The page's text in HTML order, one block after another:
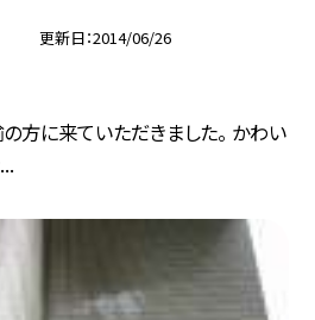
更新日 2014/06/26
の方に来ていただきました。 かわい